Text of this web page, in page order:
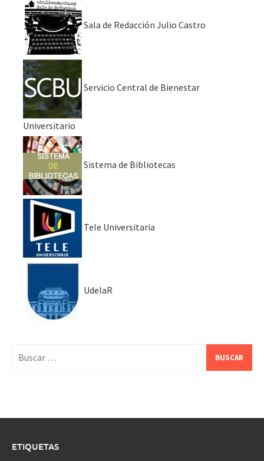
Sala de Redacción Julio Castro
Servicio Central de Bienestar
Universitario
Sistema de Bibliotecas
Tele Universitaria
UdelaR
ETIQUETAS